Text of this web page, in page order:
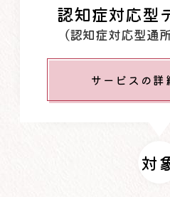
認知症対応型
（認知症対応型通
サービスの詳
対